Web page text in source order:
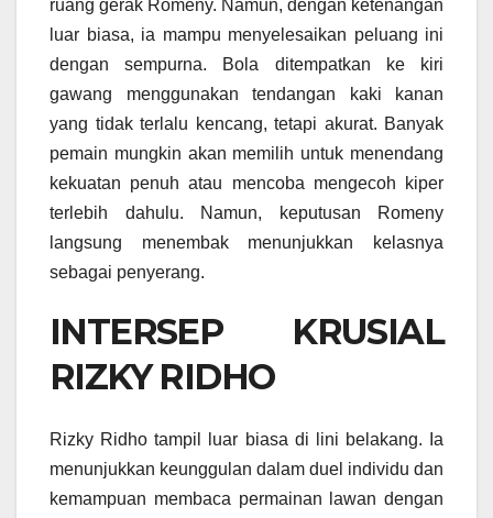
ruang gerak Romeny. Namun, dengan ketenangan
luar biasa, ia mampu menyelesaikan peluang ini
dengan sempurna. Bola ditempatkan ke kiri
gawang menggunakan tendangan kaki kanan
yang tidak terlalu kencang, tetapi akurat. Banyak
pemain mungkin akan memilih untuk menendang
kekuatan penuh atau mencoba mengecoh kiper
terlebih dahulu. Namun, keputusan Romeny
langsung menembak menunjukkan kelasnya
sebagai penyerang.
INTERSEP KRUSIAL
RIZKY RIDHO
Rizky Ridho tampil luar biasa di lini belakang. Ia
menunjukkan keunggulan dalam duel individu dan
kemampuan membaca permainan lawan dengan